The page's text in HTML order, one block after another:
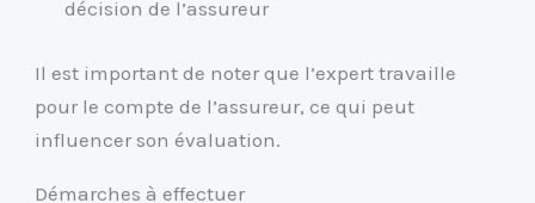
décision de l’assureur
Il est important de noter que l’expert travaille
pour le compte de l’assureur, ce qui peut
influencer son évaluation.
Démarches à effectuer